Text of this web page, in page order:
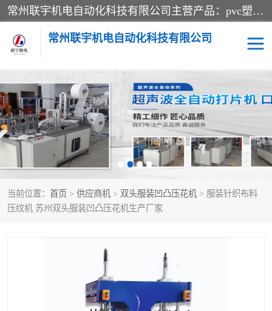
常州联宇机电自动化科技有限公司主营产品：pvc塑料焊机、高频热合机、软膜天花压边机、服装布料凹凸压花机、布料3d压印设备、服装植胶设备、超声波布料花边机、无纺布热合机、全自动压花机。
常州联宇机电自动化科技有限公司
当前位置： 首页 > 供应商机 > 双头服装凹凸压花机 > 服装针织布料
压纹机 苏州双头服装凹凸压花机生产厂家
压花定型机以及压花模具 超声波热合机
高频热合机 超声波花边机
超声波复合压花机 凹凸压花机压标机
3040凹凸压花机 双头服装凹凸压花机
自动超声波打片成型机
泡壳包装封口机 海绵产品成型机